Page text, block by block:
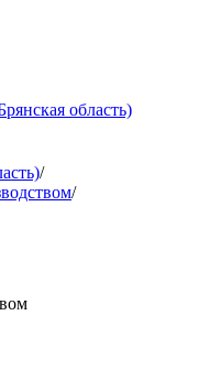
область)
/
/